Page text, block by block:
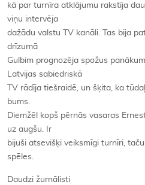
kā par turnīra atklājumu rakstīja
viņu intervēja
dažādu valstu TV kanāli. Tas bija
drīzumā
Gulbim prognozēja spožus
Latvijas sabiedriskā
TV rādīja tiešraidē, un šķita, ka
bums.
Diemžēl kopš pērnās vasaras
uz augšu. Ir
bijuši atsevišķi veiksmīgi turnīri,
spēles.
Daudzi žurnālisti